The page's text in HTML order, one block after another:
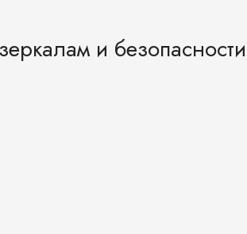
и безопасности